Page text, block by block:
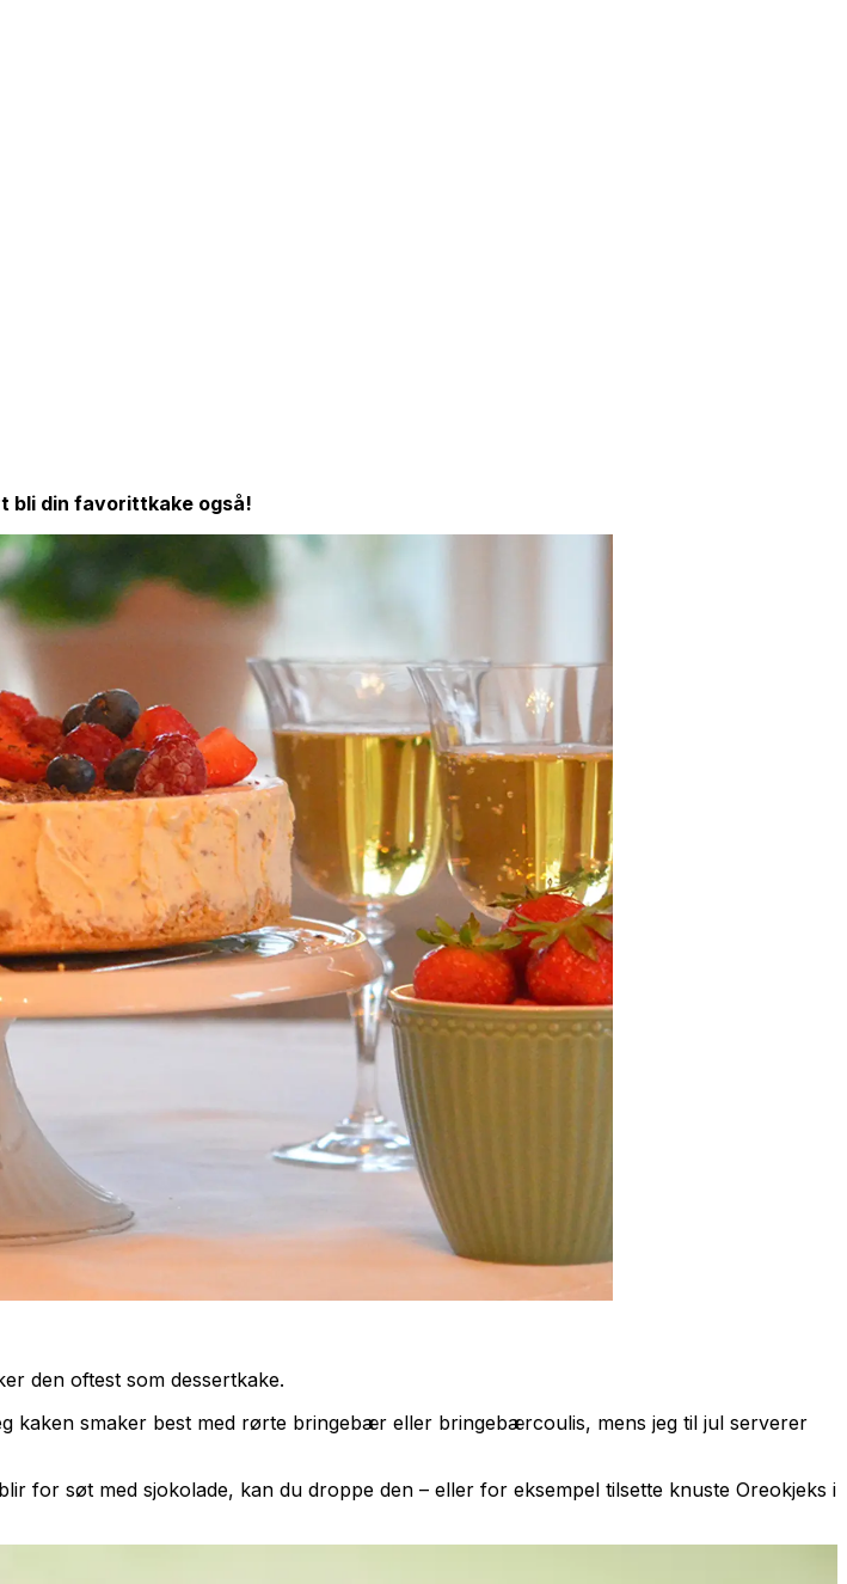
bli din favorittkake også!
den oftest som dessertkake.
kaken smaker best med rørte bringebær eller bringebærcoulis, mens jeg til jul serverer
for søt med sjokolade, kan du droppe den – eller for eksempel tilsette knuste Oreokjeks i